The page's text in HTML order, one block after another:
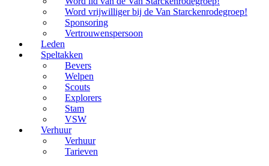
Word vrijwilliger bij de Van Starckenrodegroep!
Sponsoring
Vertrouwenspersoon
Leden
Speltakken
Bevers
Welpen
Scouts
Explorers
Stam
VSW
Verhuur
Verhuur
Tarieven